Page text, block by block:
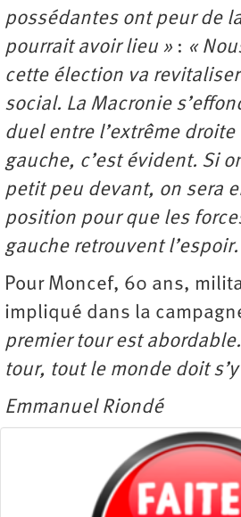
possédantes ont peur de
pourrait avoir lieu » : «
cette élection va
social. La Macronie
duel entre l’extrême
gauche, c’est évident. Si
petit peu devant, on sera
position pour que les
gauche retrouvent l’espoir.
Pour Moncef, 60 ans,
impliqué dans la
premier tour est
tour, tout le monde doit
Emmanuel Riondé